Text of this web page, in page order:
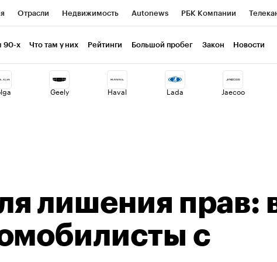
Отрасли Недвижимость Autonews РБК Компании
Национальные проекты
Кредитные рейтинги Франшизы Газета Спецпроекты
Экономика Бизнес Технологии и медиа Финансы Рынок
90-х Что там у них Рейтинги Большой пробег Закон Новости
Geely Haval Lada Jaecoo
лишения прав:
с